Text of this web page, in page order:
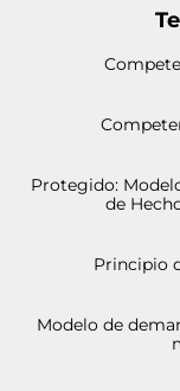
Protegido:
de
Principio
Modelo de